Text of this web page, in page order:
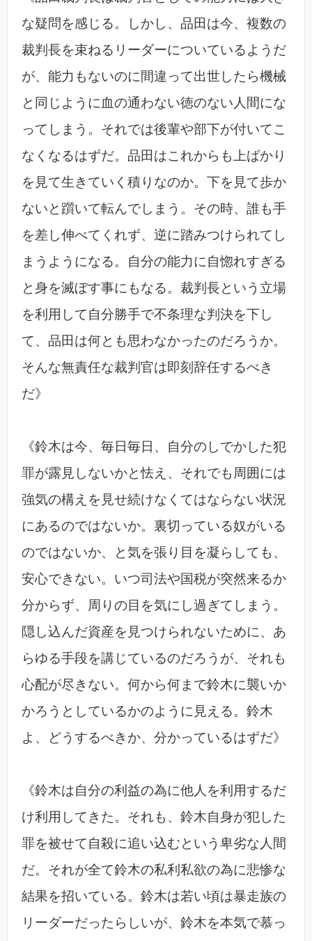
な疑問を感じる。しかし、品田は今、複数の
裁判長を束ねるリーダーについているようだ
が、能力もないのに間違って出世したら機械
と同じように血の通わない徳のない人間にな
ってしまう。それでは後輩や部下が付いてこ
なくなるはずだ。品田はこれからも上ばかり
を見て生きていく積りなのか。下を見て歩か
ないと躓いて転んでしまう。その時、誰も手
を差し伸べてくれず、逆に踏みつけられてし
まうようになる。自分の能力に自惚れすぎる
と身を滅ぼす事にもなる。裁判長という立場
を利用して自分勝手で不条理な判決を下し
て、品田は何とも思わなかったのだろうか。
そんな無責任な裁判官は即刻辞任するべき
だ》
《鈴木は今、毎日毎日、自分のしでかした犯
罪が露見しないかと怯え、それでも周囲には
強気の構えを見せ続けなくてはならない状況
にあるのではないか。裏切っている奴がいる
のではないか、と気を張り目を凝らしても、
安心できない。いつ司法や国税が突然来るか
分からず、周りの目を気にし過ぎてしまう。
隠し込んだ資産を見つけられないために、あ
らゆる手段を講じているのだろうが、それも
心配が尽きない。何から何まで鈴木に襲いか
かろうとしているかのように見える。鈴木
よ、どうするべきか、分かっているはずだ》
《鈴木は自分の利益の為に他人を利用するだ
け利用してきた。それも、鈴木自身が犯した
罪を被せて自殺に追い込むという卑劣な人間
だ。それが全て鈴木の私利私欲の為に悲惨な
結果を招いている。鈴木は若い頃は暴走族の
リーダーだったらしいが、鈴木を本気で慕っ